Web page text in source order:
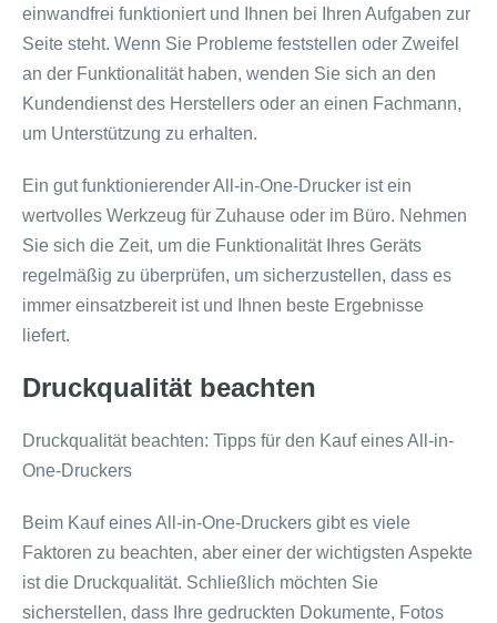
einwandfrei funktioniert und Ihnen bei Ihren Aufgaben zur
Seite steht. Wenn Sie Probleme feststellen oder Zweifel
an der Funktionalität haben, wenden Sie sich an den
Kundendienst des Herstellers oder an einen Fachmann,
um Unterstützung zu erhalten.
Ein gut funktionierender All-in-One-Drucker ist ein
wertvolles Werkzeug für Zuhause oder im Büro. Nehmen
Sie sich die Zeit, um die Funktionalität Ihres Geräts
regelmäßig zu überprüfen, um sicherzustellen, dass es
immer einsatzbereit ist und Ihnen beste Ergebnisse
liefert.
Druckqualität beachten
Druckqualität beachten: Tipps für den Kauf eines All-in-
One-Druckers
Beim Kauf eines All-in-One-Druckers gibt es viele
Faktoren zu beachten, aber einer der wichtigsten Aspekte
ist die Druckqualität. Schließlich möchten Sie
sicherstellen, dass Ihre gedruckten Dokumente, Fotos